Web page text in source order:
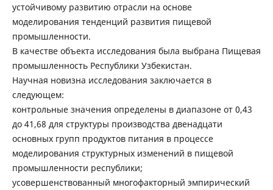
устойчивому развитию отрасли на основе
моделирования тенденций развития пищевой
промышленности.
В качестве объекта исследования была выбрана Пищевая
промышленность Республики Узбекистан.
Научная новизна исследования заключается в
следующем:
контрольные значения определены в диапазоне от 0,43
до 41,68 для структуры производства двенадцати
основных групп продуктов питания в процессе
моделирования структурных изменений в пищевой
промышленности республики;
усовершенствованный многофакторный эмпирический